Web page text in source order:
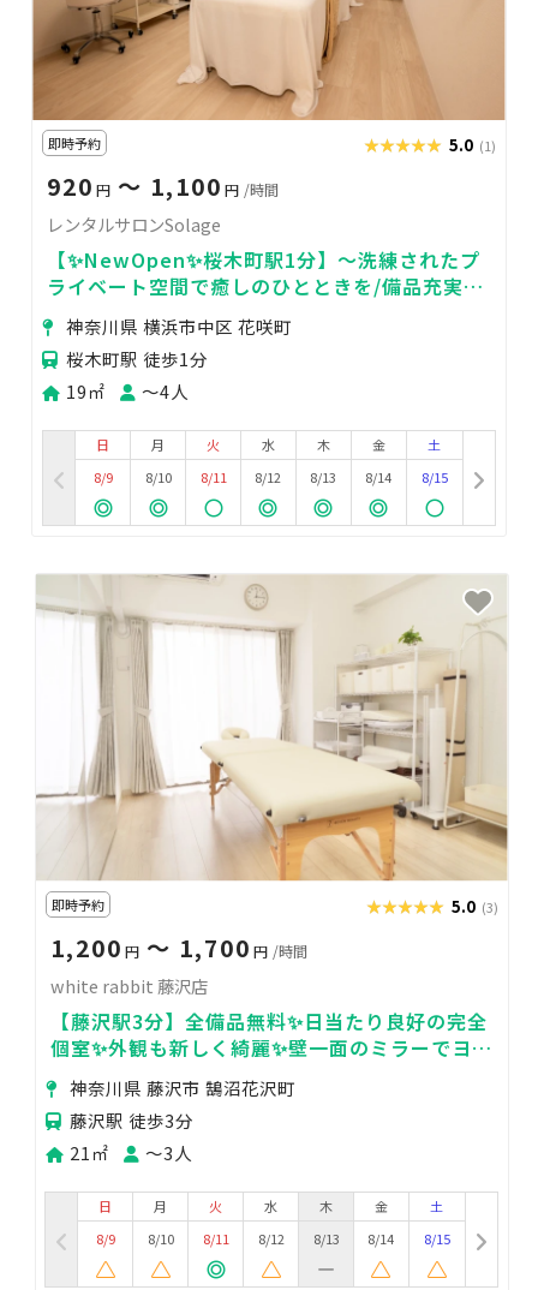
即時予約 ★★★★★
★★★★★ 5.0 (1)
920 円 〜 1,100 円 /時間
レンタルサロンSolage
【✨NewOpen✨桜木町駅1分】～洗練されたプ
ライベート空間で癒しのひとときを/備品充実/
エステ・マッサージ・整体など～
神奈川県 横浜市中区 花咲町
桜木町駅 徒歩1分
19㎡
〜4人
日
8/9
月
8/10
火
8/11
水
8/12
木
8/13
金
8/14
土
8/15
即時予約 ★★★★★
★★★★★ 5.0 (3)
1,200 円〜 1,700 円 /時間
white rabbit 藤沢店
【藤沢駅3分】全備品無料✨日当たり良好の完全
個室✨外観も新しく綺麗✨壁一面のミラーでヨガ
や着付にも最適✨
神奈川県 藤沢市 鵠沼花沢町
藤沢駅 徒歩3分
21㎡
〜3人
日
8/9
月
8/10
火
8/11
水
8/12
木
8/13
金
8/14
土
8/15